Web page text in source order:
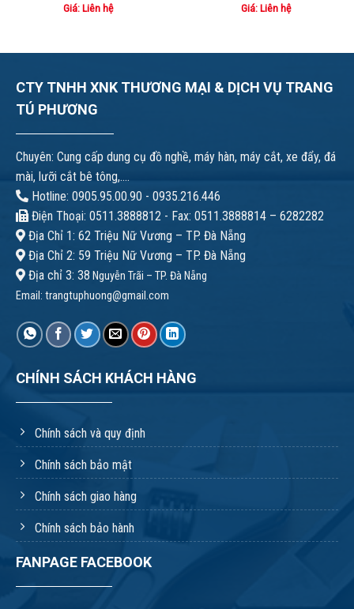
Giá: Liên hệ
Giá: Liên hệ
CTY TNHH XNK THƯƠNG MẠI & DỊCH VỤ TRANG
TÚ PHƯƠNG
Chuyên: Cung cấp dung cụ đồ nghề, máy hàn, máy cắt, xe đẩy, đá
mài, lưỡi cắt bê tông,....
Hotline: 0905.95.00.90 - 0935.216.446
Điện Thoại: 0511.3888812 - Fax: 0511.3888814 – 6282282
Địa Chỉ 1: 62 Triệu Nữ Vương – TP. Đà Nẵng
Địa Chỉ 2: 59 Triệu Nữ Vương – TP. Đà Nẵng
Địa chỉ 3: 38 Nguyễn Trãi – TP. Đà Nẵng
Email: trangtuphuong@gmail.com
CHÍNH SÁCH KHÁCH HÀNG
Chính sách và quy định
Chính sách bảo mật
Chính sách giao hàng
Chính sách bảo hành
FANPAGE FACEBOOK